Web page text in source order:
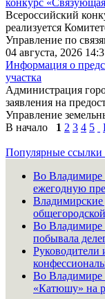
Всероссийский
реализуется
Управление по
04 августа, 2026
Информация о
участка
Администрация
заявления на
Управление
В начало
1 2 3 4 5
Популярные ссылки
Во
ежегодную
Владимирские
Во Владимире
побывала
Руководители
Во Владимире
«Катюшу» на